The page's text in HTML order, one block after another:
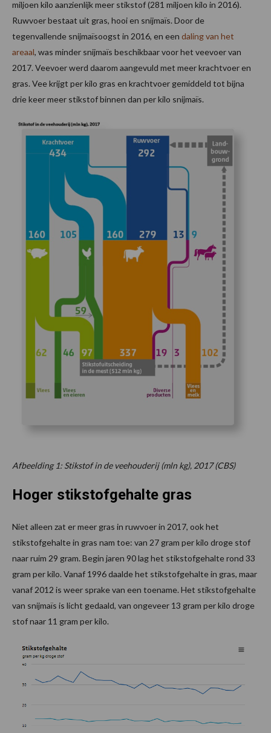
miljoen kilo aanzienlijk meer stikstof (281 miljoen kilo in 2016).
Ruwvoer bestaat uit gras, hooi en snijmaïs. Door de
tegenvallende snijmaïsoogst in 2016, en een daling van het
areaal, was minder snijmaïs beschikbaar voor het veevoer van
2017. Veevoer werd daarom aangevuld met meer krachtvoer en
gras. Vee krijgt per kilo gras en krachtvoer gemiddeld tot bijna
drie keer meer stikstof binnen dan per kilo snijmaïs.
Afbeelding 1: Stikstof in de veehouderij (mln kg), 2017 (CBS)
Hoger stikstofgehalte gras
Niet alleen zat er meer gras in ruwvoer in 2017, ook het
stikstofgehalte in gras nam toe: van 27 gram per kilo droge stof
naar ruim 29 gram. Begin jaren 90 lag het stikstofgehalte rond 33
gram per kilo. Vanaf 1996 daalde het stikstofgehalte in gras, maar
vanaf 2012 is weer sprake van een toename. Het stikstofgehalte
van snijmaïs is licht gedaald, van ongeveer 13 gram per kilo droge
stof naar 11 gram per kilo.